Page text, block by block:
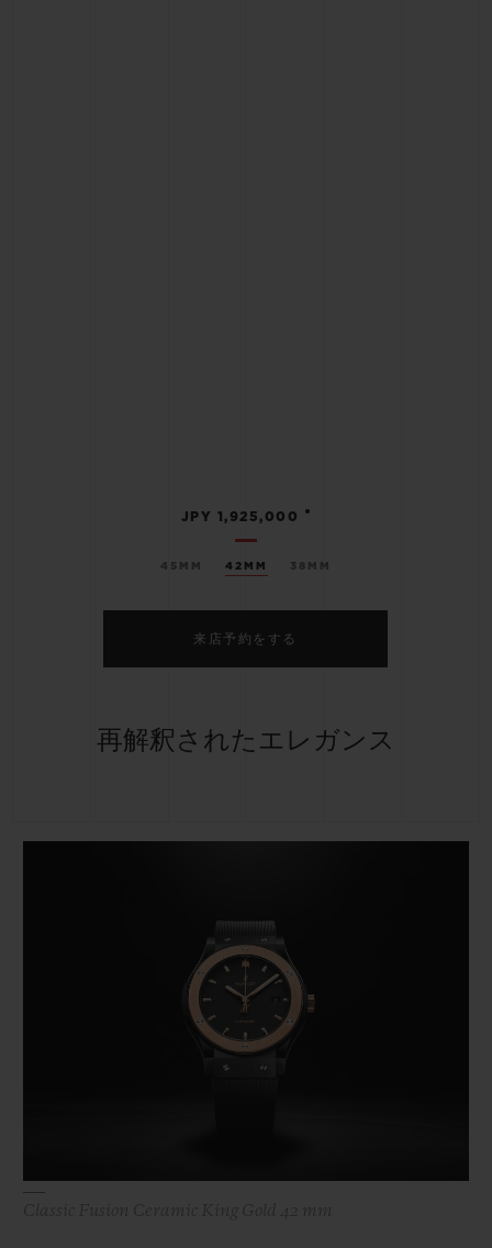
45MM 42MM 38MM
JPY 1,925,000 •
来店予約をする
再解釈されたエレガンス